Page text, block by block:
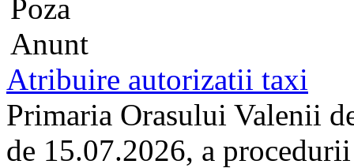
Atribuire autorizatii taxi
Primaria Orasului Valenii
de 15.07.2026, a